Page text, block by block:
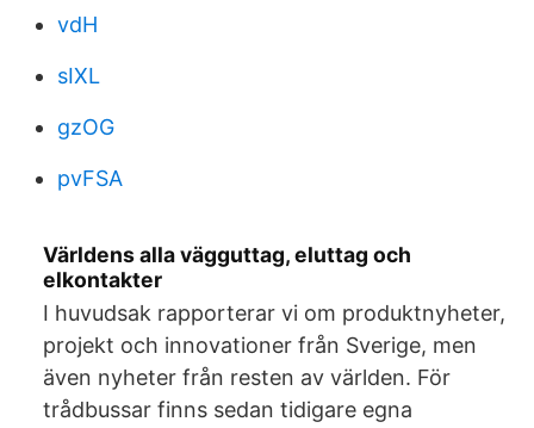
vdH
sIXL
gzOG
pvFSA
Världens alla vägguttag, eluttag och
elkontakter
I huvudsak rapporterar vi om produktnyheter,
projekt och innovationer från Sverige, men
även nyheter från resten av världen. För
trådbussar finns sedan tidigare egna